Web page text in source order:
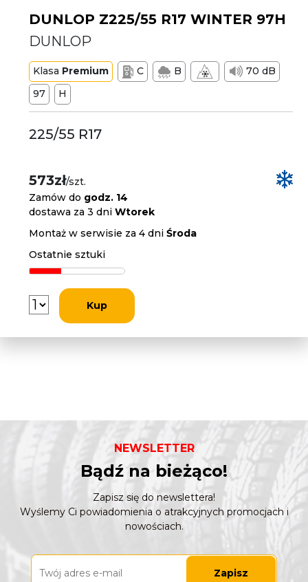
DUNLOP Z225/55 R17 WINTER 97H
DUNLOP
Klasa Premium C B
70 dB
97
H
225/55 R17
573zł/szt.
Zamów do godz. 14
dostawa za 3 dniWtorek
Montaż w serwisie za 4 dniŚroda
Ostatnie sztuki
Kup
NEWSLETTER
Bądź na bieżąco!
Zapisz się do newslettera!
Wyślemy Ci powiadomienia o atrakcyjnych promocjach i
nowościach.
Zapisz